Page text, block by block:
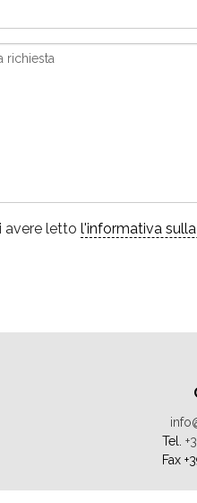
avere letto l'informativa
Tel.
Fax